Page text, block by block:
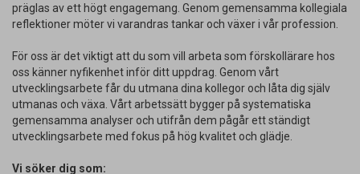
präglas av ett högt engagemang. Genom gemensamma kollegiala
reflektioner möter vi varandras tankar och växer i vår profession.
För oss är det viktigt att du som vill arbeta som förskollärare hos
oss känner nyfikenhet inför ditt uppdrag. Genom vårt
utvecklingsarbete får du utmana dina kollegor och låta dig själv
utmanas och växa. Vårt arbetssätt bygger på systematiska
gemensamma analyser och utifrån dem pågår ett ständigt
utvecklingsarbete med fokus på hög kvalitet och glädje.
Vi söker dig som: